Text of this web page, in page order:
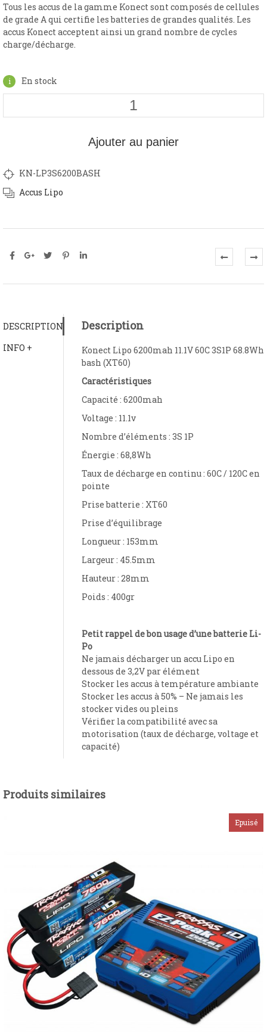
Tous les accus de la gamme Konect sont composés de cellules
de grade A qui certifie les batteries de grandes qualités. Les
accus Konect acceptent ainsi un grand nombre de cycles
charge/décharge.
En stock
Ajouter au panier
KN-LP3S6200BASH
Accus Lipo
DESCRIPTION
INFO +
Description
Konect Lipo 6200mah 11.1V 60C 3S1P 68.8Wh
bash (XT60)
Caractéristiques
Capacité : 6200mah
Voltage : 11.1v
Nombre d’éléments : 3S 1P
Énergie : 68,8Wh
Taux de décharge en continu : 60C / 120C en
pointe
Prise batterie : XT60
Prise d’équilibrage
Longueur : 153mm
Largeur : 45.5mm
Hauteur : 28mm
Poids : 400gr
Petit rappel de bon usage d’une batterie Li-
Po
Ne jamais décharger un accu Lipo en
dessous de 3,2V par élément
Stocker les accus à température ambiante
Stocker les accus à 50% – Ne jamais les
stocker vides ou pleins
Vérifier la compatibilité avec sa
motorisation (taux de décharge, voltage et
capacité)
Produits similaires